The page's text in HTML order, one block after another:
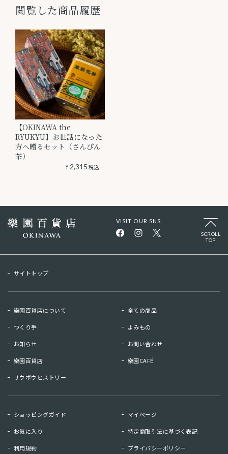
樂園CAFE
閲覧した商品履歴
【OKINAWA the
RYUKYU】お世話になった
方へ贈るセット（さんぴん
茶）
¥2,315 税込
VISIT OUR SNS
SCROLL
TOP
サイトトップ
樂園百貨店について 全ての商品
つくり手 よみもの
お知らせ お問い合わせ
樂園百貨店 樂園CAFÉ
リウボウヒストリー
ショッピングガイド マイページ
お気に入り 特定商取引法に基づく表記
利用規約 プライバシーポリシー